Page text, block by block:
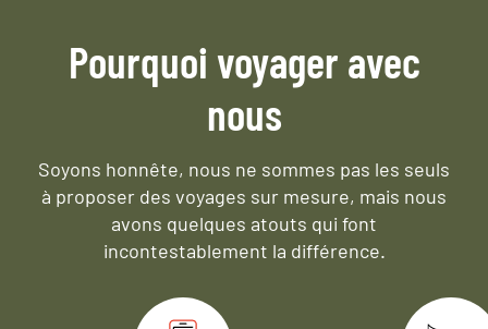
Pourquoi voyager avec
nous
Soyons honnête, nous ne sommes pas les seuls
à proposer des voyages sur mesure, mais nous
avons quelques atouts qui font
incontestablement la différence.